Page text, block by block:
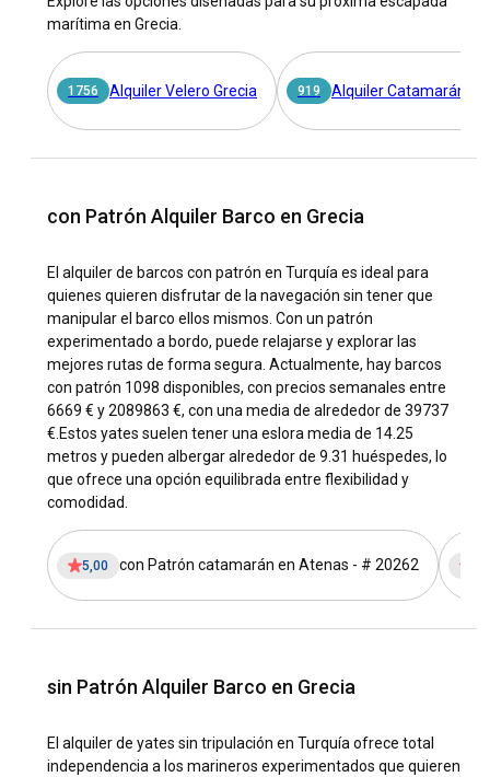
y el cálido clima mediterráneo. Navega alrededor de Grecia y
playas vírgenes. Los barcos para alquilar en Grecia están
disponibles durante todo el año, lo que lo convierte en una
elección atemporal para los navegantes de todo el mundo.
¿Cómo llegar a Grecia?
Con múltiples aeropuertos internacionales y vuelos directos
desde las principales ciudades del mundo, llegar a Grecia es
servicios de ferry a varios destinos europeos, lo que la
convierte en un punto de conexión crucial por tierra y mar.
Una vez en Grecia, las vibrantes marinas están al alcance
para tu alquiler de barco.
¿Cuáles son los destinos y rutas populares para
alquilar un barco en Grecia?
En Grecia, los entusiastas de la navegación pueden explorar
numerosos destinos impresionantes, incluidas las Islas
Jónicas, las Cícladas y el Dodecaneso. Navega por las
tranquilas aguas azules y disfruta de los famosos edificios
blancos de Santorini, o ancla cerca de la bulliciosa ciudad de
Mykonos. Navegando en Grecia, los viajeros también
pueden aventurarse a las islas más tranquilas y vírgenes
¿Cuál es la mejor época para alquilar un barco en
La época ideal para alquilar un barco en Grecia es durante
marítima en Grecia.
1756 Alquiler Velero Grecia 919 Alquiler Catamarán
con Patrón Alquiler Barco en Grecia
El alquiler de barcos con patrón en Turquía es ideal para
quienes quieren disfrutar de la navegación sin tener que
manipular el barco ellos mismos. Con un patrón
experimentado a bordo, puede relajarse y explorar las
mejores rutas de forma segura. Actualmente, hay barcos
con patrón 1098 disponibles, con precios semanales entre
6669 € y 2089863 €, con una media de alrededor de 39737
€. Estos yates suelen tener una eslora media de 14.25
metros y pueden albergar alrededor de 9.31 huéspedes, lo
que ofrece una opción equilibrada entre flexibilidad y
comodidad.
5,00 con Patrón catamarán en Atenas - # 20262
sin Patrón Alquiler Barco en Grecia
El alquiler de yates sin tripulación en Turquía ofrece total
independencia a los marineros experimentados que quieren